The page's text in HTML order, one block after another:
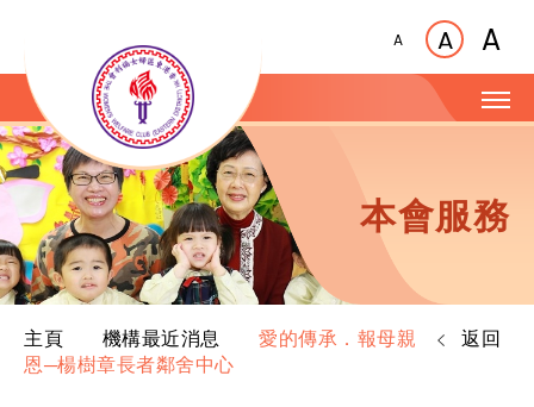
A A A
本會服務
主頁 機構最近消息
愛的傳承．報母親
恩─楊樹章長者鄰舍中心
返回